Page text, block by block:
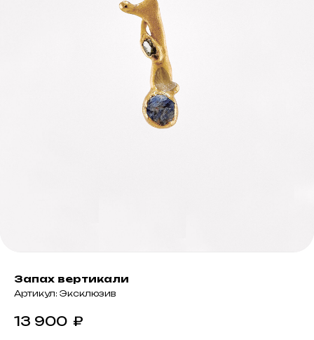
Запах вертикали
Артикул: Эксклюзив
13 900 ₽